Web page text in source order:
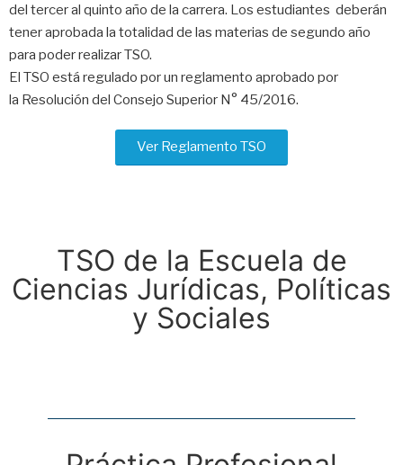
del tercer al quinto año de la carrera. Los estudiantes deberán
tener aprobada la totalidad de las materias de segundo año
para poder realizar TSO.
El TSO está regulado por un reglamento aprobado por
la Resolución del Consejo Superior N° 45/2016.
Ver Reglamento TSO
TSO de la Escuela de
Ciencias Jurídicas, Políticas
y Sociales